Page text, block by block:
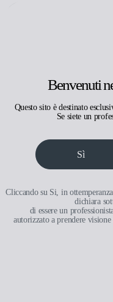
Benvenuti
Questo sito è destinato
Se siete un
Sì
Cliccando su Si, in
dichiara
di essere un
autorizzato a prendere